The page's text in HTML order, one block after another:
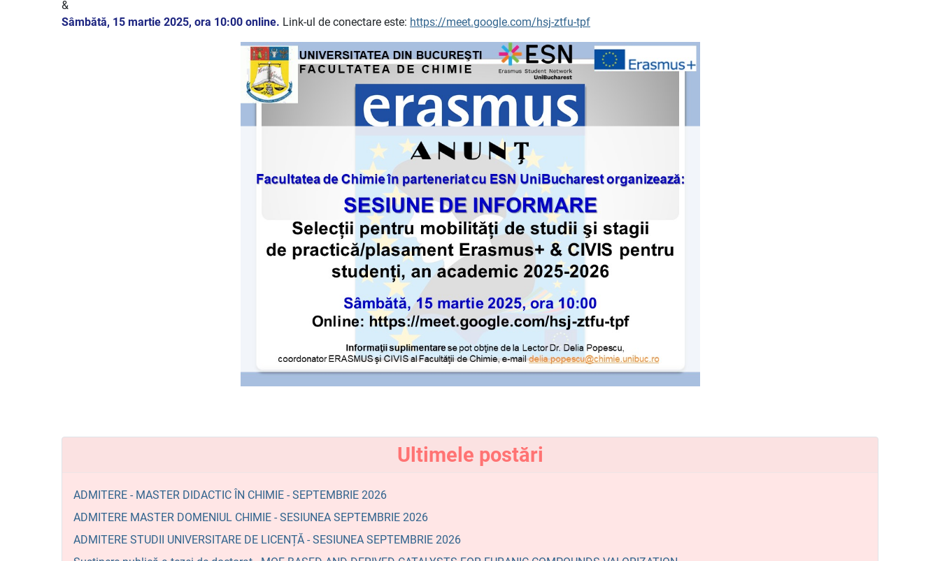
&
Sâmbătă, 15 martie 2025, ora 10:00 online. Link-ul de conectare este: https://meet.google.com/hsj-ztfu-tpf
Ultimele postări
ADMITERE - MASTER DIDACTIC ÎN CHIMIE - SEPTEMBRIE 2026
ADMITERE MASTER DOMENIUL CHIMIE - SESIUNEA SEPTEMBRIE 2026
ADMITERE STUDII UNIVERSITARE DE LICENȚĂ - SESIUNEA SEPTEMBRIE 2026